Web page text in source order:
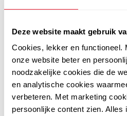
Deze website maakt gebruik
Cookies, lekker en functioneel.
onze website beter en
noodzakelijke cookies die de
en analytische cookies
verbeteren. Met marketing
persoonlijke content zien. Alles